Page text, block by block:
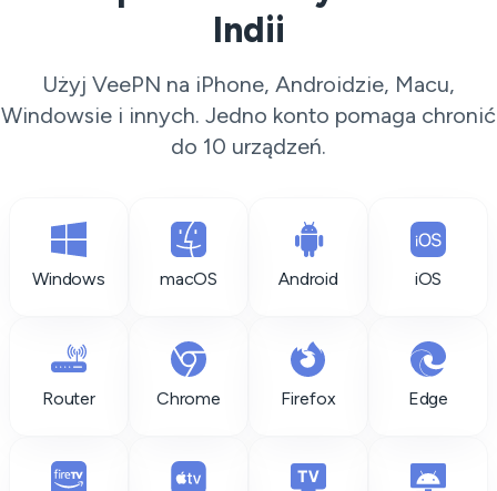
Indii
Użyj VeePN na iPhone, Androidzie, Macu,
Windowsie i innych. Jedno konto pomaga chronić
do 10 urządzeń.
Windows macOS Android iOS
Router Chrome Firefox Edge